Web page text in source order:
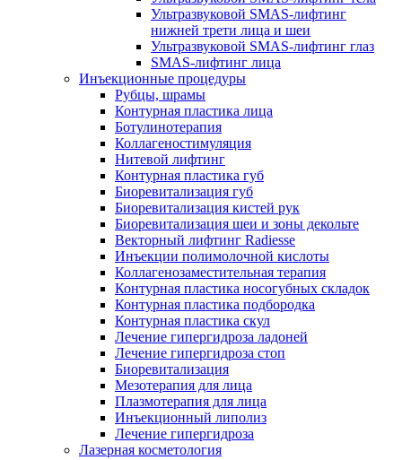
Ультразвуковой SMAS-лифтинг
нижней трети лица и шеи
Ультразвуковой SMAS-лифтинг глаз
SMAS-лифтинг лица
Инъекционные процедуры
Рубцы, шрамы
Контурная пластика лица
Ботулинотерапия
Коллагеностимуляция
Нитевой лифтинг
Контурная пластика губ
Биоревитализация губ
Биоревитализация кистей рук
Биоревитализация шеи и зоны декольте
Векторный лифтинг Radiesse
Инъекции полимолочной кислоты
Коллагенозаместительная терапия
Контурная пластика носогубных складок
Контурная пластика подбородка
Контурная пластика скул
Лечение гипергидроза ладоней
Лечение гипергидроза стоп
Биоревитализация
Мезотерапия для лица
Плазмотерапия для лица
Инъекционный липолиз
Лечение гипергидроза
Лазерная косметология